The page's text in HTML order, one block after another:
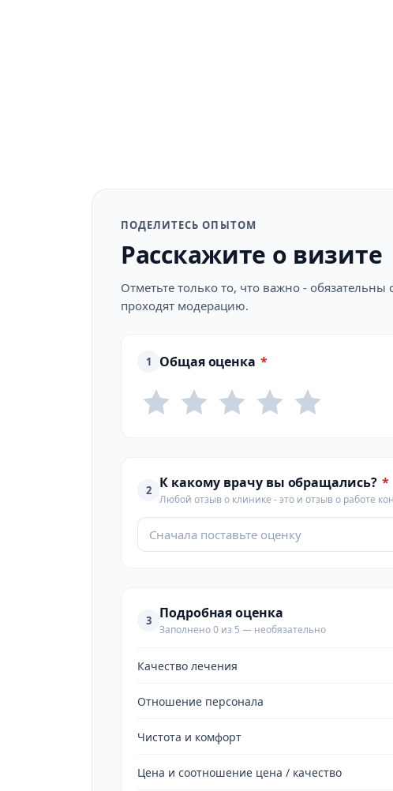
ПОДЕЛИТЕСЬ ОПЫТОМ
Расскажите о визите
Отметьте только то, что важно -
проходят модерацию.
1 Общая оценка *
2 К какому врачу вы обращались? *
Любой отзыв о клинике - это и отзыв о работе
Сначала поставьте оценку
3 Подробная оценка
Заполнено 0 из 5 — необязательно
Качество лечения
Отношение персонала
Чистота и комфорт
Цена и соотношение цена / качество